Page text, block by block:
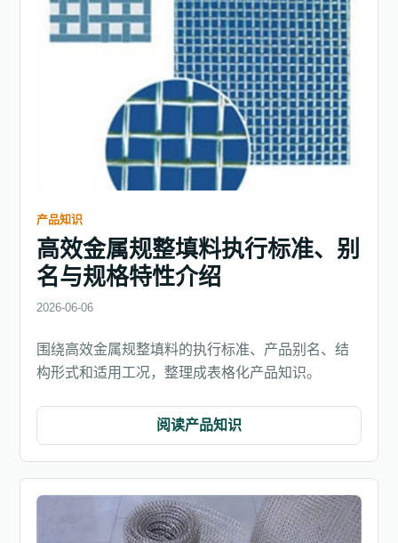
产品知识
高效金属规整填料执行标准、别
名与规格特性介绍
2026-06-06
围绕高效金属规整填料的执行标准、产品别名、结
构形式和适用工况，整理成表格化产品知识。
阅读产品知识